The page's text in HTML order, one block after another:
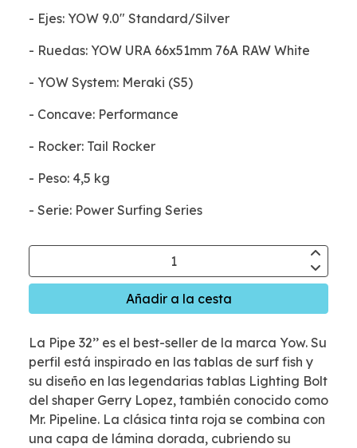
- Ejes: YOW 9.0″ Standard/Silver
- Ruedas: YOW URA 66x51mm 76A RAW White
- YOW System: Meraki (S5)
- Concave: Performance
- Rocker: Tail Rocker
- Peso: 4,5 kg
- Serie: Power Surfing Series
Añadir a la cesta
La Pipe 32’’ es el best-seller de la marca Yow. Su
perfil está inspirado en las tablas de surf fish y
su diseño en las legendarias tablas Lighting Bolt
del shaper Gerry Lopez, también conocido como
Mr. Pipeline. La clásica tinta roja se combina con
una capa de lámina dorada, cubriendo su